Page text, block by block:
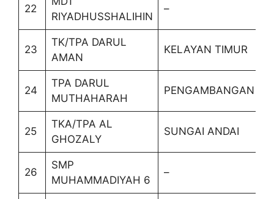
22
RIYADHUSSHALIHIN
–
23
TK/TPA DARUL
AMAN
KELAYAN TIMUR
24
TPA DARUL
MUTHAHARAH
PENGAMBANGAN
25
TKA/TPA AL
GHOZALY
SUNGAI ANDAI
26
SMP
MUHAMMADIYAH 6
–